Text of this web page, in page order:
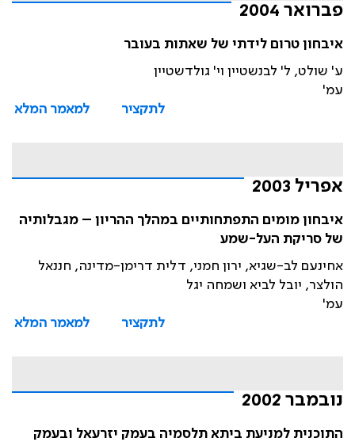
פברואר 2004
איבחון טרום לידתי של שאתות בעובר
ע' שולט, ל' לבנשטיין וי' גולדשטיין
עמ'
לתקציר
למאמר המלא
אפריל 2003
איבחון מומים התפתחותיים במהלך ההריון – מגבלותיה
של סריקת העל-שמע
אחינעם לב-שגיא, ירון חמני, דלית דרימן-מדינה, חננאל
הולצר, יובל לביא ושמחה יגל
עמ'
לתקציר
למאמר המלא
נובמבר 2002
התוכנית למניעת ביתא תלסמיה בעמק יזרעאל ובעמק